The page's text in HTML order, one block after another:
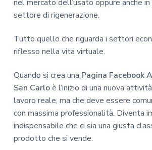
nel mercato dell’usato oppure anche
settore di rigenerazione.
Tutto quello che riguarda i settori
riflesso nella vita virtuale.
Quando si crea una Pagina Facebook
San Carloè l’inizio di una nuova
lavoro reale, ma che deve essere
con massima professionalità. Diventa
indispensabile che ci sia una giusta
prodotto che si vende.